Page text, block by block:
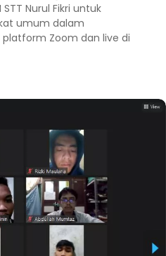
Nurul Fikri untuk
umum dalam
Zoom dan live di